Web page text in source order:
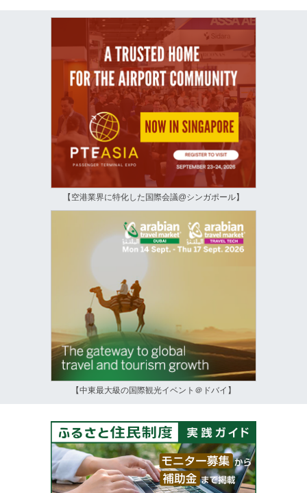
【空港業界に特化した国際会議@シンガポール】
【中東最大級の国際観光イベント＠ドバイ】